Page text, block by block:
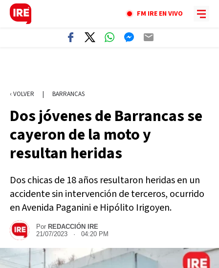
FM IRE EN VIVO
‹ VOLVER | BARRANCAS
Dos jóvenes de Barrancas se
cayeron de la moto y
resultan heridas
Dos chicas de 18 años resultaron heridas en un
accidente sin intervención de terceros, ocurrido
en Avenida Paganini e Hipólito Irigoyen.
Por REDACCIÓN IRE
21/07/2023 · 04:20 PM